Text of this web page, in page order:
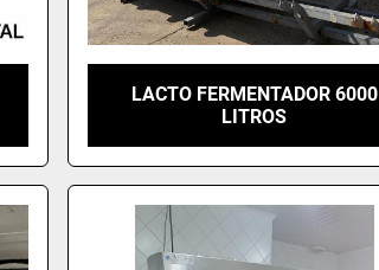
LACTO FERMENTADOR 6000
LITROS